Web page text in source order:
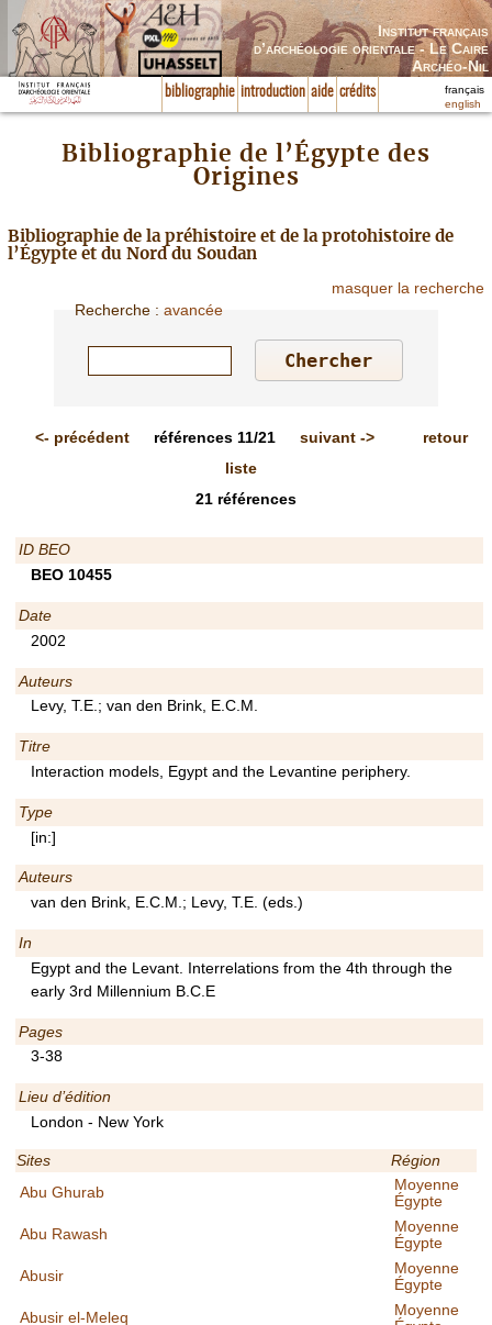
Institut français
d’archéologie orientale - Le Caire
Archéo-Nil
bibliographie introduction aide crédits
français
english
Bibliographie de l’Égypte des
Origines
Bibliographie de la préhistoire et de la protohistoire de
l’Égypte et du Nord du Soudan
masquer la recherche
Recherche :avancée
<- précédent références 11/21 suivant ->
retour
liste
21 références
ID BEO
BEO 10455
Date
2002
Auteurs
Levy, T.E.; van den Brink, E.C.M.
Titre
Interaction models, Egypt and the Levantine periphery.
Type
[in:]
Auteurs
van den Brink, E.C.M.; Levy, T.E. (eds.)
In
Egypt and the Levant. Interrelations from the 4th through the
early 3rd Millennium B.C.E
Pages
3-38
Lieu d’édition
London - New York
Sites
Région
Abu Ghurab
Moyenne
Égypte
Abu Rawash
Moyenne
Égypte
Abusir
Moyenne
Égypte
Abusir el-Meleq
Moyenne